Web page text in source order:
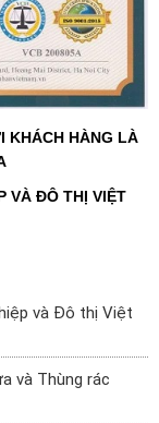
KHÁCH HÀNG LÀ
VÀ ĐÔ THỊ VIỆT
và Đô thị Việt
và Thùng rác